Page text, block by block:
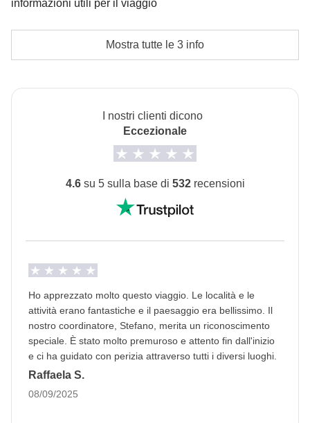
coordinatore. Le attività pagate con la Cassa Comune
sono svolte da fornitori locali terzi e valgono le loro
condizioni; WeRoad non interviene nella gestione né
informazioni utili per il viaggio
Vedi i dettagli
Mostra tutte le 3 info
I nostri clienti dicono
Eccezionale
4.6su 5 sulla base di 532recensioni
Ho apprezzato molto questo viaggio. Le località e le
attività erano fantastiche e il paesaggio era bellissimo. Il
nostro coordinatore, Stefano, merita un riconoscimento
speciale. È stato molto premuroso e attento fin dall'inizio
e ci ha guidato con perizia attraverso tutti i diversi luoghi.
Raffaela S.
08/09/2025